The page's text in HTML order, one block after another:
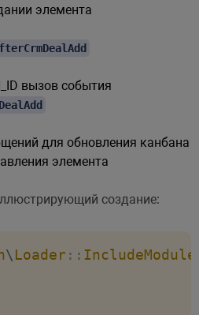
элемента
вызов события
для обновления канбана
элемента
создание:
\ Loader :: IncludeModule